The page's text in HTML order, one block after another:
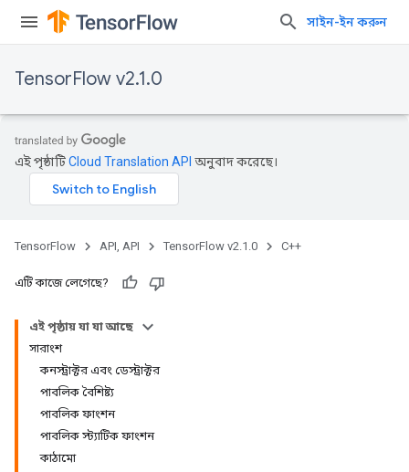
সাইন-ইন করুন
TensorFlow v2.1.0
এই পৃষ্ঠাটিCloud Translation API অনুবাদ করেছে।
TensorFlow API, API TensorFlow v2.1.0 C++
এটি কাজে লেগেছে?
এই পৃষ্ঠায় যা যা আছে
সারাংশ
কনস্ট্রাক্টর এবং ডেস্ট্রাক্টর
পাবলিক বৈশিষ্ট্য
পাবলিক ফাংশন
পাবলিক স্ট্যাটিক ফাংশন
কাঠামো